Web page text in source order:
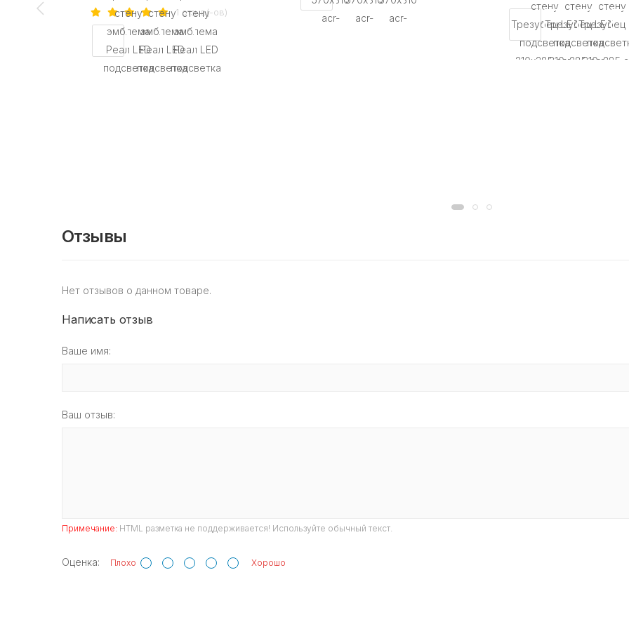
1 отзыв(-ов)
Отзывы
Нет отзывов о данном товаре.
Написать отзыв
Ваше имя:
Ваш отзыв:
Примечание: HTML разметка не поддерживается! Используйте обычный текст.
Оценка: Плохо Хорошо